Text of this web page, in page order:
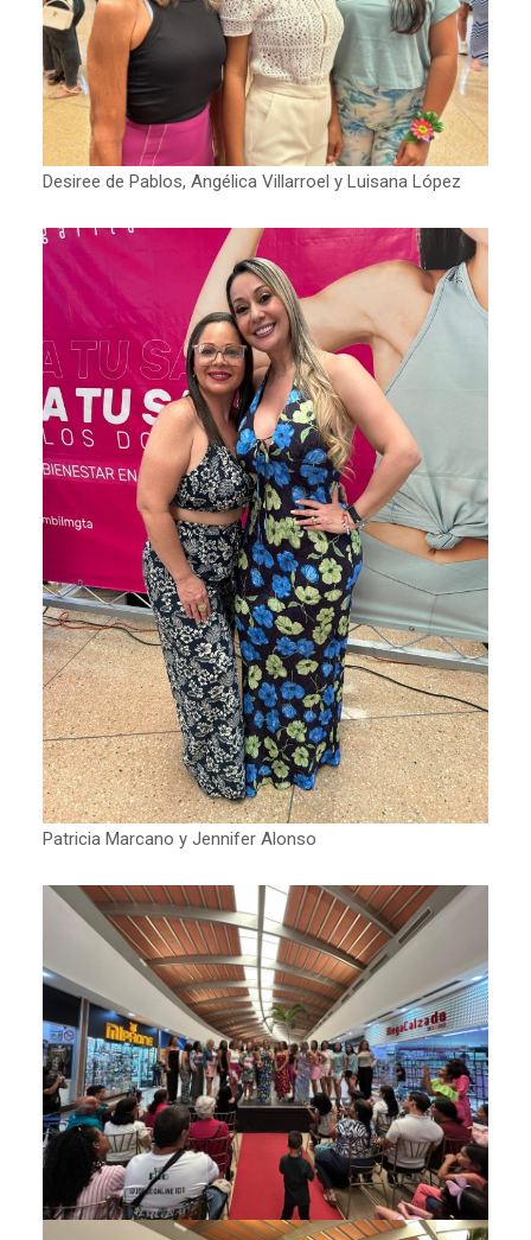
Desiree de Pablos, Angélica Villarroel y Luisana López
Patricia Marcano y Jennifer Alonso